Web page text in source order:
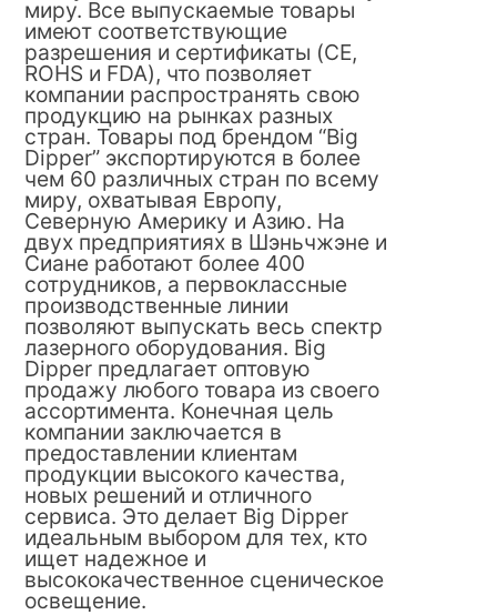
миру. Все выпускаемые товары
имеют соответствующие
разрешения и сертификаты (CE,
ROHS и FDA), что позволяет
компании распространять свою
продукцию на рынках разных
стран. Товары под брендом “Big
Dipper” экспортируются в более
чем 60 различных стран по всему
миру, охватывая Европу,
Северную Америку и Азию. На
двух предприятиях в Шэньчжэне и
Сиане работают более 400
сотрудников, а первоклассные
производственные линии
позволяют выпускать весь спектр
лазерного оборудования. Big
Dipper предлагает оптовую
продажу любого товара из своего
ассортимента. Конечная цель
компании заключается в
предоставлении клиентам
продукции высокого качества,
новых решений и отличного
сервиса. Это делает Big Dipper
идеальным выбором для тех, кто
ищет надежное и
высококачественное сценическое
освещение.